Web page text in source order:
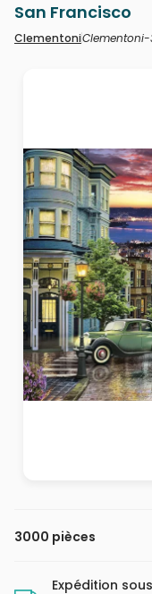
San Francisco
ClementoniClementoni-
3000 pièces
Expédition